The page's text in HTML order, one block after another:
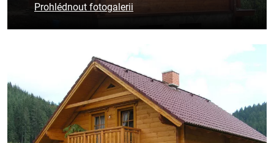
Prohlédnout fotogalerii